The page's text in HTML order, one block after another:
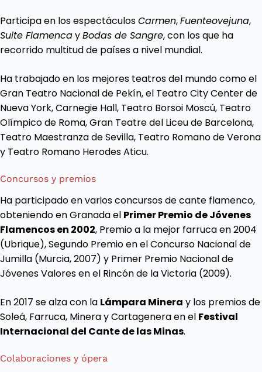
Participa en los espectáculosCarmen,Fuenteovejuna,
Suite FlamencayBodas de Sangre, con los que ha
recorrido multitud de países a nivel mundial.
Ha trabajado en los mejores teatros del mundo como el
Gran Teatro Nacional de Pekín, el Teatro City Center de
Nueva York, Carnegie Hall, Teatro Borsoi Moscú, Teatro
Olímpico de Roma, Gran Teatre del Liceu de Barcelona,
Teatro Maestranza de Sevilla, Teatro Romano de Verona
y Teatro Romano Herodes Aticu.
Concursos y premios
Ha participado en varios concursos de cante flamenco,
obteniendo en Granada el Primer Premio de Jóvenes
Flamencos en 2002, Premio a la mejor farruca en 2004
(Ubrique), Segundo Premio en el Concurso Nacional de
Jumilla (Murcia, 2007) y Primer Premio Nacional de
Jóvenes Valores en el Rincón de la Victoria (2009).
En 2017 se alza con la Lámpara Minera y los premios de
Soleá, Farruca, Minera y Cartagenera en el Festival
Internacional del Cante de las Minas.
Colaboraciones y ópera